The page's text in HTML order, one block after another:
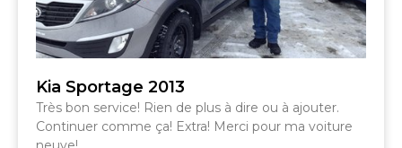
Kia Sportage 2013
Très bon service! Rien de plus à dire ou à ajouter.
Continuer comme ça! Extra! Merci pour ma voiture
SHERBROOKE
DRUMMONDVILLE